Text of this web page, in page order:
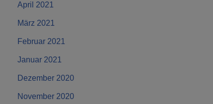
April 2021
März 2021
Februar 2021
Januar 2021
Dezember 2020
November 2020